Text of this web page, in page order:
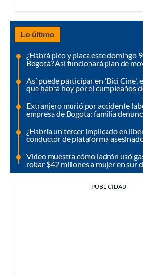
Lo último
¿Habrá pico y placa este domingo
Bogotá? Así funcionará plan de
Así puede participar en 'Bici Cine',
que habrá hoy por el cumpleaños
Extranjero murió por accidente
empresa de Bogotá: familia
¿Habría un tercer implicado en
conductor de plataforma
Video muestra cómo ladrón usó
robar $42 millones a mujer en sur
PUBLICIDAD